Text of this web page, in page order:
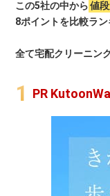
この5社の中から 値
8ポイントを比較ラン
全て宅配クリーニン
PR